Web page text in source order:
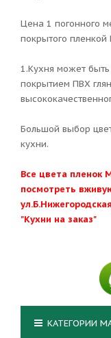
Цена 1 погонного
покрытого пленкой
1.Кухня может
покрытием ПВХ
Большой выбор
кухни.
Все цвета
посмотреть
"Кухни на заказ"
КАТЕГОРИИ